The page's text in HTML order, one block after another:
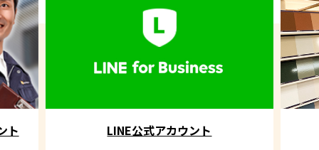
ト LINE公式アカウント